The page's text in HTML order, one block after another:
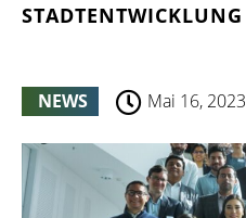
STADTENTWICKLUNG
NEWS Mai 16, 2023